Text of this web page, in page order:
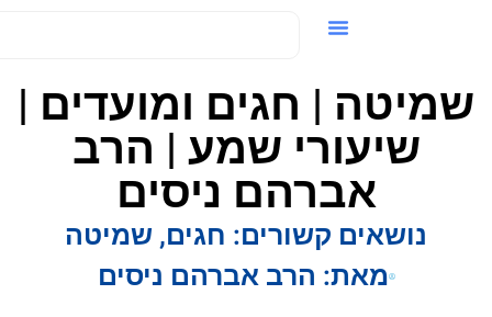
| חגים ומועדים |
שיעורי שמע | הרב
אברהם ניסים
נושאים קשורים: חגים,שמיטה
מאת:הרב אברהם ניסים